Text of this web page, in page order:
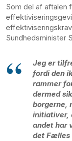
Som del af aftalen
Sundhedsminister
Jeg er
fordi den
rammer
dermed
borgerne,
initiativer,
andet har
det Fælles